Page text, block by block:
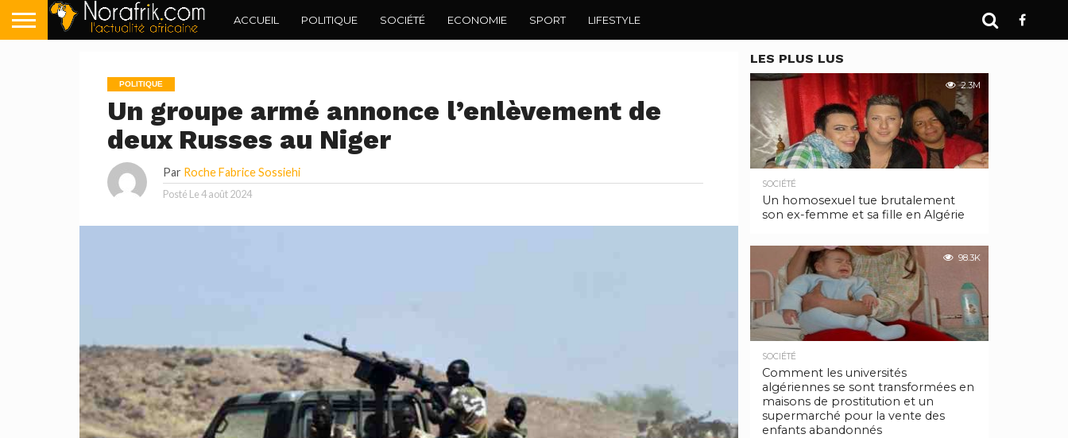
ACCUEIL POLITIQUE SOCIÉTÉ ECONOMIE SPORT LIFESTYLE
POLITIQUE
Un groupe armé annonce l’enlèvement de
deux Russes au Niger
Par Roche Fabrice Sossiehi
Posté Le4 août 2024
LES PLUS LUS
2.3M
SOCIÉTÉ
Un homosexuel tue brutalement
son ex-femme et sa fille en Algérie
98.3K
SOCIÉTÉ
Comment les universités
algériennes se sont transformées en
maisons de prostitution et un
supermarché pour la vente des
enfants abandonnés